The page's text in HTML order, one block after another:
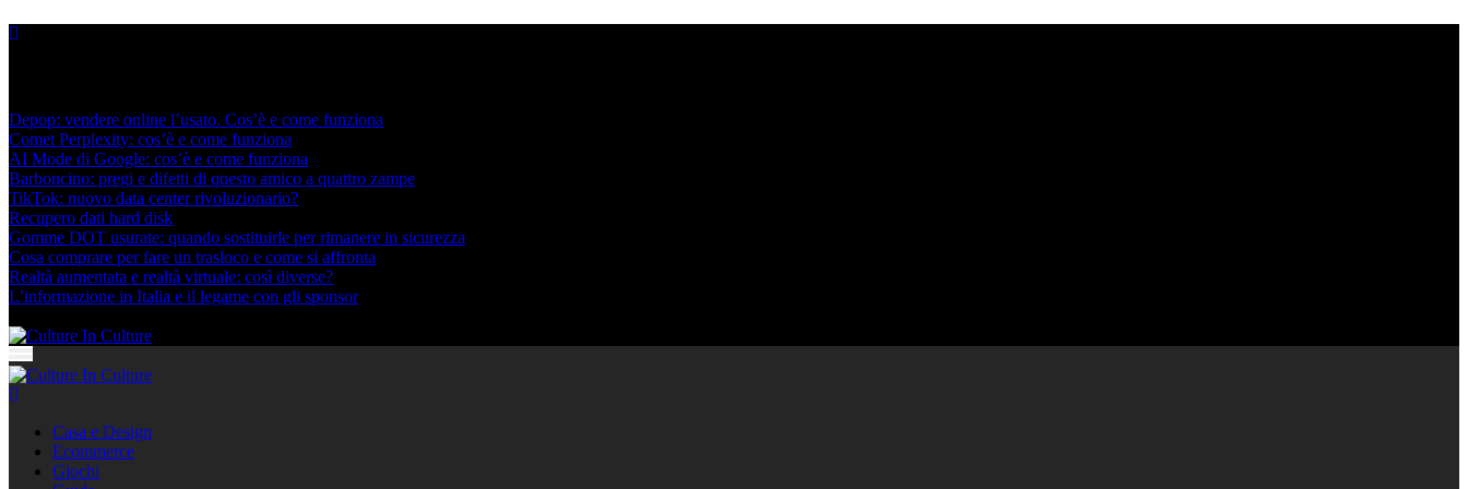
Skip
Depop: vendere online l’usato. Cos’è e come funziona
Comet Perplexity: cos’è e come funziona
AI Mode di Google: cos’è e come funziona
Barboncino: pregi e difetti di questo amico a quattro zampe
TikTok: nuovo data center rivoluzionario?
Recupero dati hard disk
Gomme DOT usurate: quando sostituirle per rimanere in sicurezza
Cosa comprare per fare un trasloco e come si affronta
Realtà aumentata e realtà virtuale: così diverse?
L’informazione in Italia e il legame con gli sponsor
Culture In Culture
Culture In Culture
Casa e Design
Ecommerce
Giochi